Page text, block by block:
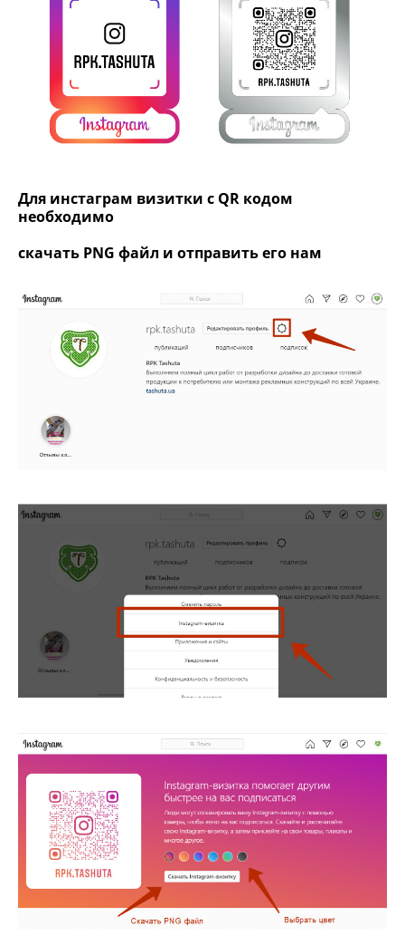
Для инстаграм визитки с QR кодом
необходимо
скачать PNG файл и отправить его нам